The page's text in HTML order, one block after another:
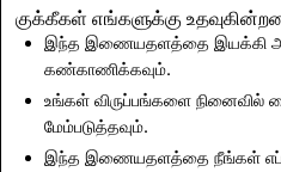
2023
2024
2025
2026
குக்கீகள் எங்களுக்கு
இந்த இணையதளத்தை இயக்கி
கண்காணிக்கவும்.
உங்கள் விருப்பங்களை
மேம்படுத்தவும்.
இந்த இணையதளத்தை நீங்கள்